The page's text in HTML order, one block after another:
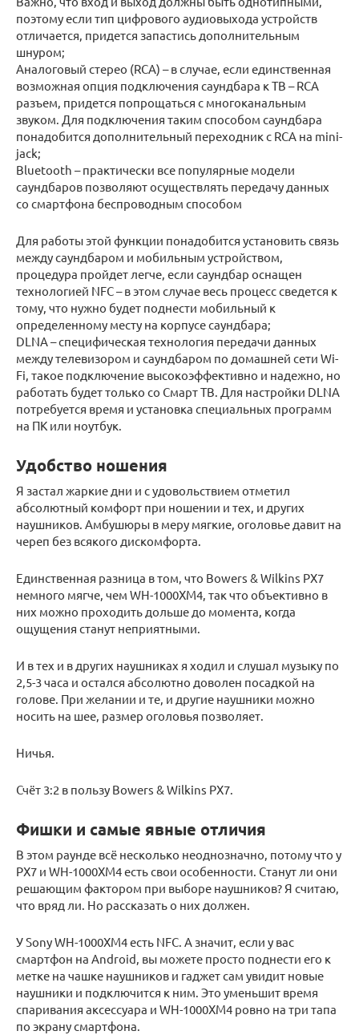
поэтому если тип цифрового аудиовыхода устройств
отличается, придется запастись дополнительным
шнуром;
Аналоговый стерео (RCA) – в случае, если единственная
возможная опция подключения саундбара к ТВ – RCA
разъем, придется попрощаться с многоканальным
звуком. Для подключения таким способом саундбара
понадобится дополнительный переходник с RCA на mini-
jack;
Bluetooth – практически все популярные модели
саундбаров позволяют осуществлять передачу данных
со смартфона беспроводным способом
Для работы этой функции понадобится установить связь
между саундбаром и мобильным устройством,
процедура пройдет легче, если саундбар оснащен
технологией NFC – в этом случае весь процесс сведется к
тому, что нужно будет поднести мобильный к
определенному месту на корпусе саундбара;
DLNA – специфическая технология передачи данных
между телевизором и саундбаром по домашней сети Wi-
Fi, такое подключение высокоэффективно и надежно, но
работать будет только со Смарт ТВ. Для настройки DLNA
потребуется время и установка специальных программ
на ПК или ноутбук.
Удобство ношения
Я застал жаркие дни и с удовольствием отметил
абсолютный комфорт при ношении и тех, и других
наушников. Амбушюры в меру мягкие, оголовье давит на
череп без всякого дискомфорта.
Единственная разница в том, что Bowers & Wilkins PX7
немного мягче, чем WH-1000XM4, так что объективно в
них можно проходить дольше до момента, когда
ощущения станут неприятными.
И в тех и в других наушниках я ходил и слушал музыку по
2,5-3 часа и остался абсолютно доволен посадкой на
голове. При желании и те, и другие наушники можно
носить на шее, размер оголовья позволяет.
Ничья.
Счёт 3:2 в пользу Bowers & Wilkins PX7.
Фишки и самые явные отличия
В этом раунде всё несколько неоднозначно, потому что у
PX7 и WH-1000XM4 есть свои особенности. Станут ли они
решающим фактором при выборе наушников? Я считаю,
что вряд ли. Но рассказать о них должен.
У Sony WH-1000XM4 есть NFC. А значит, если у вас
смартфон на Android, вы можете просто поднести его к
метке на чашке наушников и гаджет сам увидит новые
наушники и подключится к ним. Это уменьшит время
спаривания аксессуара и WH-1000XM4 ровно на три тапа
по экрану смартфона.